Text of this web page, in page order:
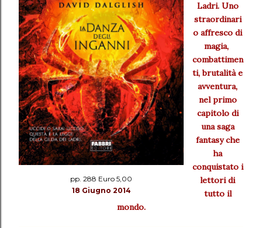
pp. 288 Euro 5,00
18 Giugno 2014
Ladri. Uno
straordinari
o affresco di
magia,
combattimen
ti, brutalità e
avventura,
nel primo
capitolo di
una saga
fantasy che
ha
conquistato i
lettori di
tutto il
mondo.